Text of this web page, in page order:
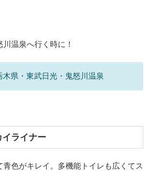
温泉へ行く時に！
県・東武日光・鬼怒川温泉
ライナー
青色がキレイ。多機能トイレも広くてス